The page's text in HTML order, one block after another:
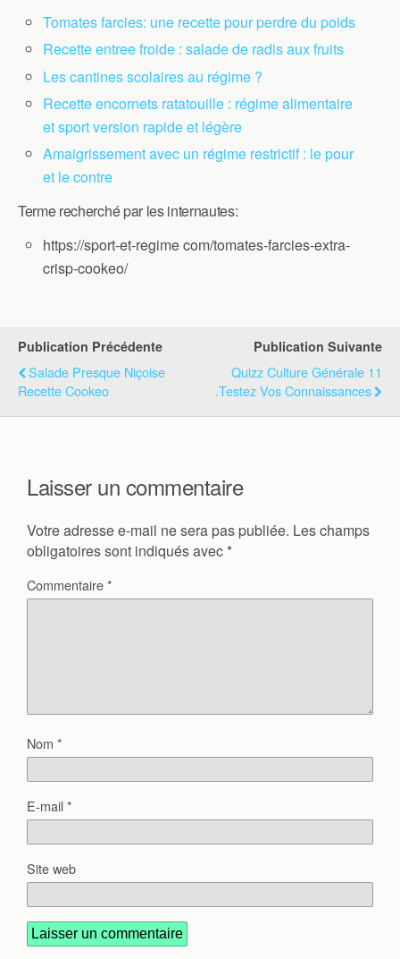
Tomates farcies: une recette pour perdre du poids
Recette entree froide : salade de radis aux fruits
Les cantines scolaires au régime ?
Recette encornets ratatouille : régime alimentaire
et sport version rapide et légère
Amaigrissement avec un régime restrictif : le pour
et le contre
Terme recherché par les internautes:
https://sport-et-regime com/tomates-farcies-extra-
crisp-cookeo/
Publication Précédente
Salade Presque Niçoise
Recette Cookeo
Publication Suivante
Quizz Culture Générale 11
.Testez Vos Connaissances
Laisser un commentaire
Votre adresse e-mail ne sera pas publiée. Les champs
obligatoires sont indiqués avec *
Commentaire*
Nom *
E-mail*
Site web